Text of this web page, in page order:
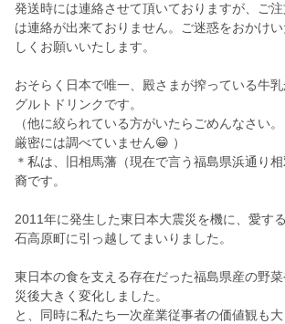
発送時には連絡させて頂いておりますが、ご
は連絡が出来ておりません。ご迷惑をおかけ
しくお願いいたします。
おそらく日本で唯一、殿さまが搾っている牛
グルトドリンクです。
（他に絞られている方がいたらごめんなさい。
厳密には調べていません😁 ）
＊私は、旧相馬藩（現在で言う福島県浜通り
裔です。
2011年に発生した東日本大震災を機に、愛す
石高原町に引っ越してまいりました。
東日本の食を支える存在だった福島県産の野
災後大きく変化しました。
と、同時に私たち一次産業従事者の価値観も